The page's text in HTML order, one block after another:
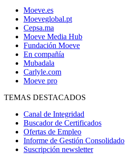
Moeve.es
Moeveglobal.pt
Cepsa.ma
Moeve Media Hub
Fundación Moeve
En compañía
Mubadala
Carlyle.com
Moeve pro
TEMAS DESTACADOS
Canal de Integridad
Buscador de Certificados
Ofertas de Empleo
Informe de Gestión Consolidado
Suscripción newsletter